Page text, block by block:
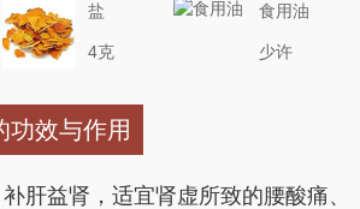
盐
4克
食用油
少许
功效与作用
肝益肾，适宜肾虚所致的腰酸痛、